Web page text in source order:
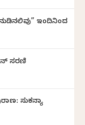
ಇಂದಿನಿಂದ
ಸರಣಿ
ಸುಕನ್ಯಾ